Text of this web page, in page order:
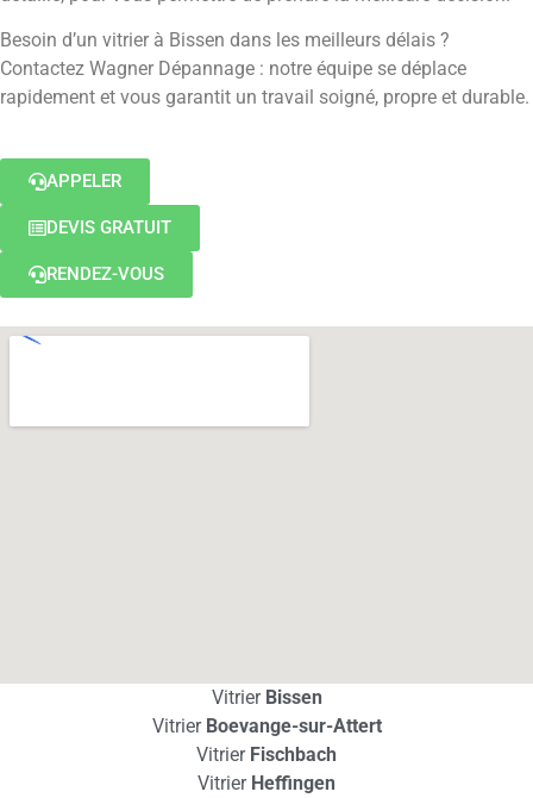
Besoin d’un vitrier à Bissen dans les meilleurs délais ?
Contactez Wagner Dépannage : notre équipe se déplace
rapidement et vous garantit un travail soigné, propre et durable.
APPELER
DEVIS GRATUIT
RENDEZ-VOUS
Vitrier Bissen
Vitrier Boevange-sur-Attert
Vitrier Fischbach
Vitrier Heffingen